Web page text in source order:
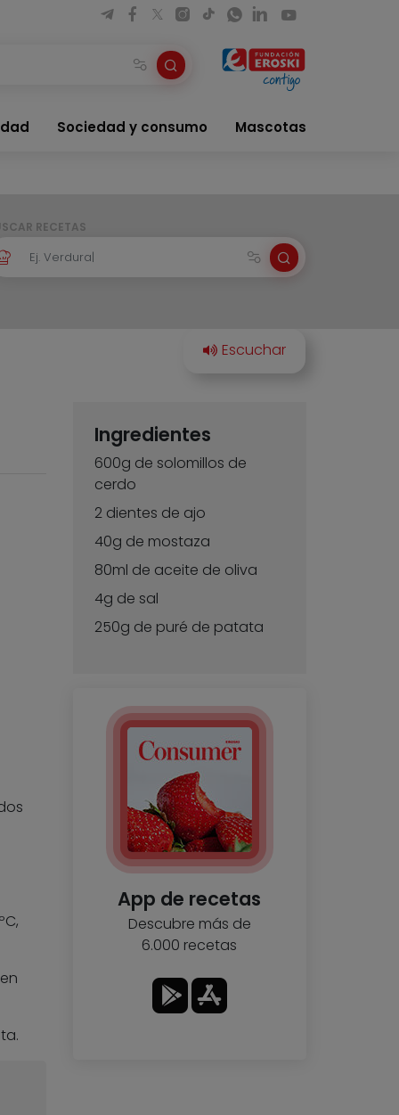
Sociedad y consumo Mascotas
RECETAS
Ingredientes
600g de solomillos de
cerdo
2 dientes de ajo
40g de mostaza
80ml de aceite de oliva
4g de sal
250g de puré de patata
App de recetas
Descubre más de
6.000 recetas